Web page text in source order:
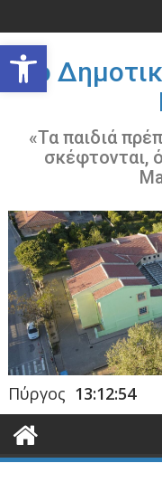
Ανοίξτε τη γραμμή εργαλείων
στο
περιεχόμενο
3ο
«Τα παιδιά
σκέφτονται,
Πύργος 13:12:55